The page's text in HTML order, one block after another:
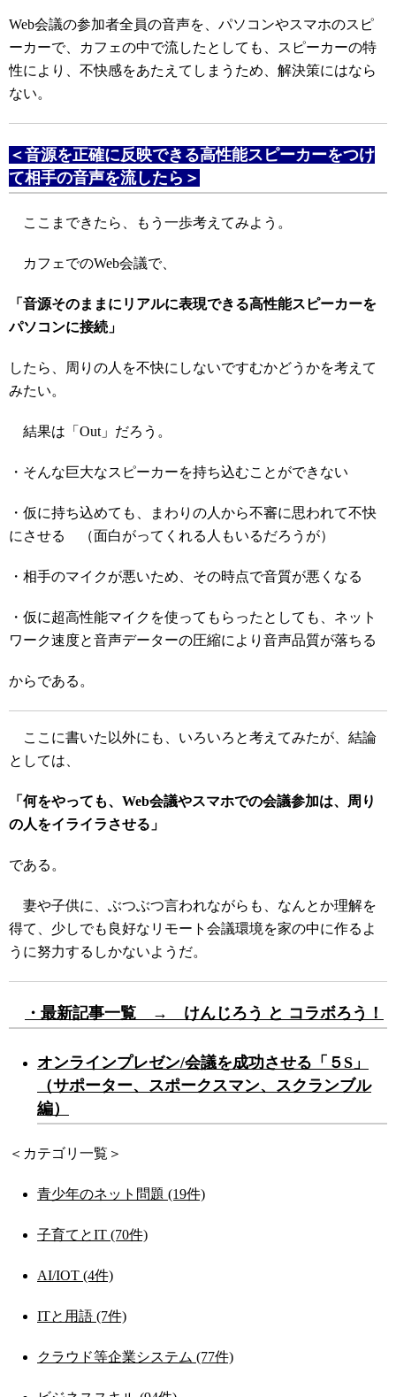
Web会議の参加者全員の音声を、パソコンやスマホのスピ
ーカーで、カフェの中で流したとしても、スピーカーの特
性により、不快感をあたえてしまうため、解決策にはなら
ない。
＜音源を正確に反映できる高性能スピーカーをつけ
て相手の音声を流したら＞
ここまできたら、もう一歩考えてみよう。
カフェでのWeb会議で、
「音源そのままにリアルに表現できる高性能スピーカーを
パソコンに接続」
したら、周りの人を不快にしないですむかどうかを考えて
みたい。
結果は「Out」だろう。
・そんな巨大なスピーカーを持ち込むことができない
・仮に持ち込めても、まわりの人から不審に思われて不快
にさせる （面白がってくれる人もいるだろうが）
・相手のマイクが悪いため、その時点で音質が悪くなる
・仮に超高性能マイクを使ってもらったとしても、ネット
ワーク速度と音声データーの圧縮により音声品質が落ちる
からである。
ここに書いた以外にも、いろいろと考えてみたが、結論
としては、
「何をやっても、Web会議やスマホでの会議参加は、周り
の人をイライラさせる」
である。
妻や子供に、ぶつぶつ言われながらも、なんとか理解を
得て、少しでも良好なリモート会議環境を家の中に作るよ
うに努力するしかないようだ。
・最新記事一覧 → けんじろう と コラボろう！
オンラインプレゼン/会議を成功させる「５S」
（サポーター、スポークスマン、スクランブル
編）
＜カテゴリ一覧＞
青少年のネット問題 (19件)
子育てとIT (70件)
AI/IOT (4件)
ITと用語 (7件)
クラウド等企業システム (77件)